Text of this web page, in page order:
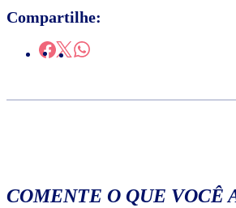
Compartilhe:
COMENTE O QUE VOCÊ